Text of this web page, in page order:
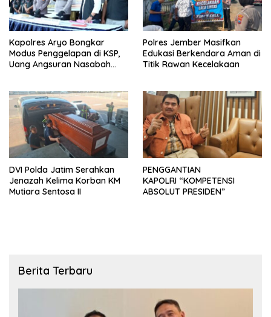
Kapolres Aryo Bongkar
Modus Penggelapan di KSP,
Uang Angsuran Nasabah
Polres Jember Masifkan
Edukasi Berkendara Aman di
Titik Rawan Kecelakaan
DVI Polda Jatim Serahkan
Jenazah Kelima Korban KM
Mutiara Sentosa II
PENGGANTIAN
KAPOLRI “KOMPETENSI
ABSOLUT PRESIDEN”
Berita Terbaru